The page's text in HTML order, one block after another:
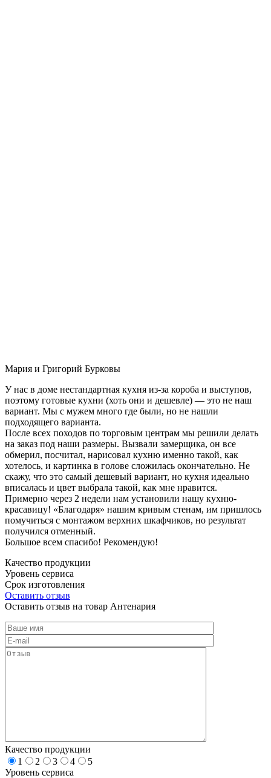
Мария и Григорий Бурковы
У нас в доме нестандартная кухня из-за короба и выступов,
поэтому готовые кухни (хоть они и дешевле) — это не наш
вариант. Мы с мужем много где были, но не нашли
подходящего варианта.
После всех походов по торговым центрам мы решили делать
на заказ под наши размеры. Вызвали замерщика, он все
обмерил, посчитал, нарисовал кухню именно такой, как
хотелось, и картинка в голове сложилась окончательно. Не
скажу, что это самый дешевый вариант, но кухня идеально
вписалась и цвет выбрала такой, как мне нравится.
Примерно через 2 недели нам установили нашу кухню-
красавицу! «Благодаря» нашим кривым стенам, им пришлось
помучиться с монтажом верхних шкафчиков, но результат
получился отменный.
Большое всем спасибо! Рекомендую!
Качество продукции
Уровень сервиса
Срок изготовления
Оставить отзыв
Оставить отзыв на товар Антенария
Качество продукции
1
2 3 4
5
Уровень сервиса